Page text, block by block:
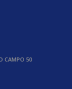
CAMPO 50